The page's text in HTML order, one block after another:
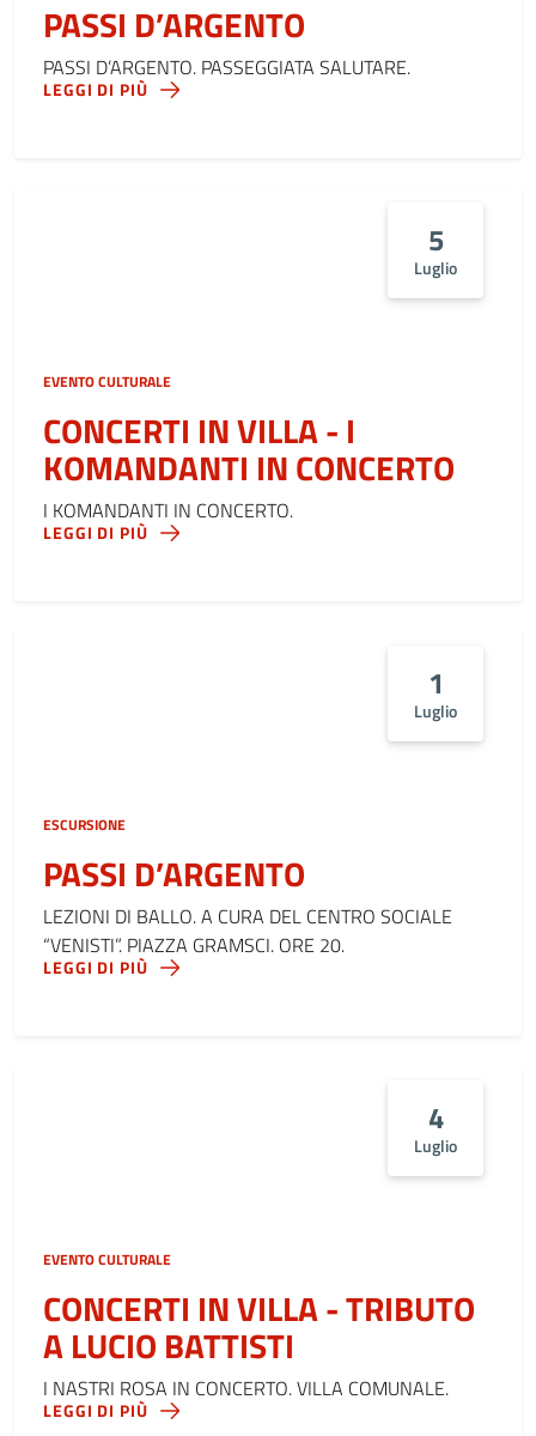
PASSI D’ARGENTO
PASSI D’ARGENTO. PASSEGGIATA SALUTARE.
LEGGI DI PIÙ
5
Luglio
EVENTO CULTURALE
CONCERTI IN VILLA - I
KOMANDANTI IN CONCERTO
I KOMANDANTI IN CONCERTO.
LEGGI DI PIÙ
1
Luglio
ESCURSIONE
PASSI D’ARGENTO
LEZIONI DI BALLO. A CURA DEL CENTRO SOCIALE
“VENISTI”. PIAZZA GRAMSCI. ORE 20.
LEGGI DI PIÙ
4
Luglio
EVENTO CULTURALE
CONCERTI IN VILLA - TRIBUTO
A LUCIO BATTISTI
I NASTRI ROSA IN CONCERTO. VILLA COMUNALE.
LEGGI DI PIÙ